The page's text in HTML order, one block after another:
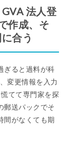
法人登
作成、そ
合う
ぎると過料が科
変更情報を入力
てて専門家を探
郵送パックでそ
間がなくても期